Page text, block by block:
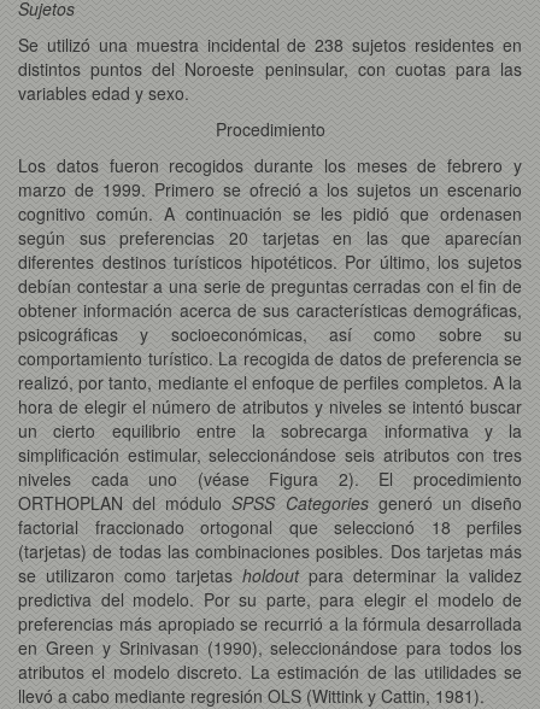
Sujetos
Se utilizó una muestra incidental de 238 sujetos residentes en
distintos puntos del Noroeste peninsular, con cuotas para las
variables edad y sexo.
Procedimiento
Los datos fueron recogidos durante los meses de febrero y
marzo de 1999. Primero se ofreció a los sujetos un escenario
cognitivo común. A continuación se les pidió que ordenasen
según sus preferencias 20 tarjetas en las que aparecían
diferentes destinos turísticos hipotéticos. Por último, los sujetos
debían contestar a una serie de preguntas cerradas con el fin de
obtener información acerca de sus características demográficas,
psicográficas y socioeconómicas, así como sobre su
comportamiento turístico. La recogida de datos de preferencia se
realizó, por tanto, mediante el enfoque de perfiles completos. A la
hora de elegir el número de atributos y niveles se intentó buscar
un cierto equilibrio entre la sobrecarga informativa y la
simplificación estimular, seleccionándose seis atributos con tres
niveles cada uno (véase Figura 2). El procedimiento
ORTHOPLAN del móduloSPSS Categoriesgeneró un diseño
factorial fraccionado ortogonal que seleccionó 18 perfiles
(tarjetas) de todas las combinaciones posibles. Dos tarjetas más
se utilizaron como tarjetas holdoutpara determinar la validez
predictiva del modelo. Por su parte, para elegir el modelo de
preferencias más apropiado se recurrió a la fórmula desarrollada
en Green y Srinivasan (1990), seleccionándose para todos los
atributos el modelo discreto. La estimación de las utilidades se
llevó a cabo mediante regresión OLS (Wittink y Cattin, 1981).